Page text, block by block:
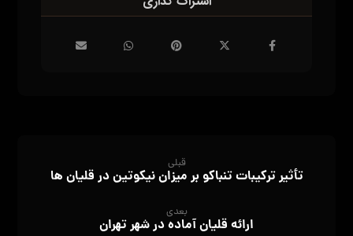
قبلی
تأثیر ترکیبات تنباکو بر میزان نیکوتین در قلیان‌ ها
بعدی
ارائه قلیان آماده در شهر تهران